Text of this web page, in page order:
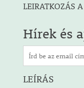
LEIRATKOZÁS
Hírek és
LEÍRÁS